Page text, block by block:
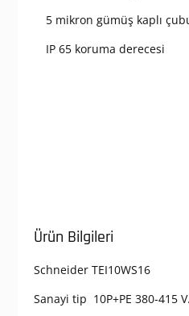
5 mikron gümüş kaplı
IP 65 koruma derecesi
Ürün Bilgileri
Schneider TEI10WS16
Sanayi tip 10P+PE 380-415 V.